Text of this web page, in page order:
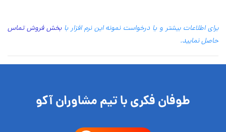
برای اطلاعات بیشتر و یا درخواست نمونه این نرم افزار بابخش فروش تماس
حاصل نمایید.
طوفان فکری با تیم مشاوران آکو